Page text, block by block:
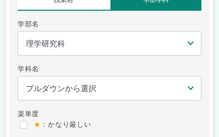
学部名
学科名
楽単度
★ ：かなり厳しい